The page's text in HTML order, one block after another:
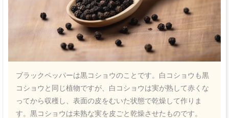
ブラックペッパーは黒コショウのことです。白コショウも黒
コショウと同じ植物ですが、白コショウは実が熟して赤くな
ってから収穫し、表面の皮をむいた状態で乾燥して作りま
す。黒コショウは未熟な実を皮ごと乾燥させたものです。